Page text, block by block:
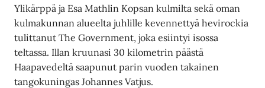
Ylikärppä ja Esa Mathlin Kopsan kulmilta sekä oman
kulmakunnan alueelta juhlille kevennettyä hevirockia
tulittanut The Government, joka esiintyi isossa
teltassa. Illan kruunasi 30 kilometrin päästä
Haapavedeltä saapunut parin vuoden takainen
tangokuningas Johannes Vatjus.